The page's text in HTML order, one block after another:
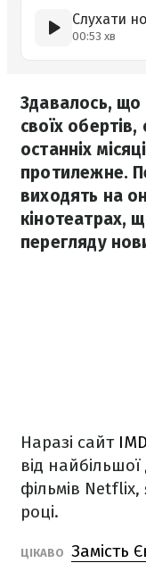
Слухати
00:53 хв
Здавалось, що
своїх
останніх
протилежне.
виходять на
кінотеатрах,
перегляду
Наразі сайт
від
фільмів Netflix,
році.
ЦІКАВО Замість